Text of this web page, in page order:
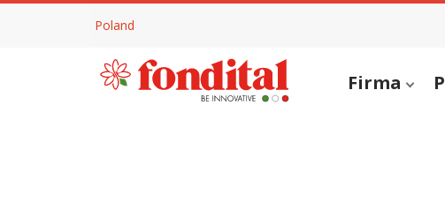
Poland
Firma